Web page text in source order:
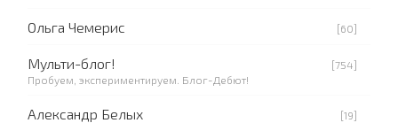
Ольга Чемерис [60]
Мульти-блог!
[754]
Пробуем, экспериментируем. Блог-Дебют!
Александр Белых [19]